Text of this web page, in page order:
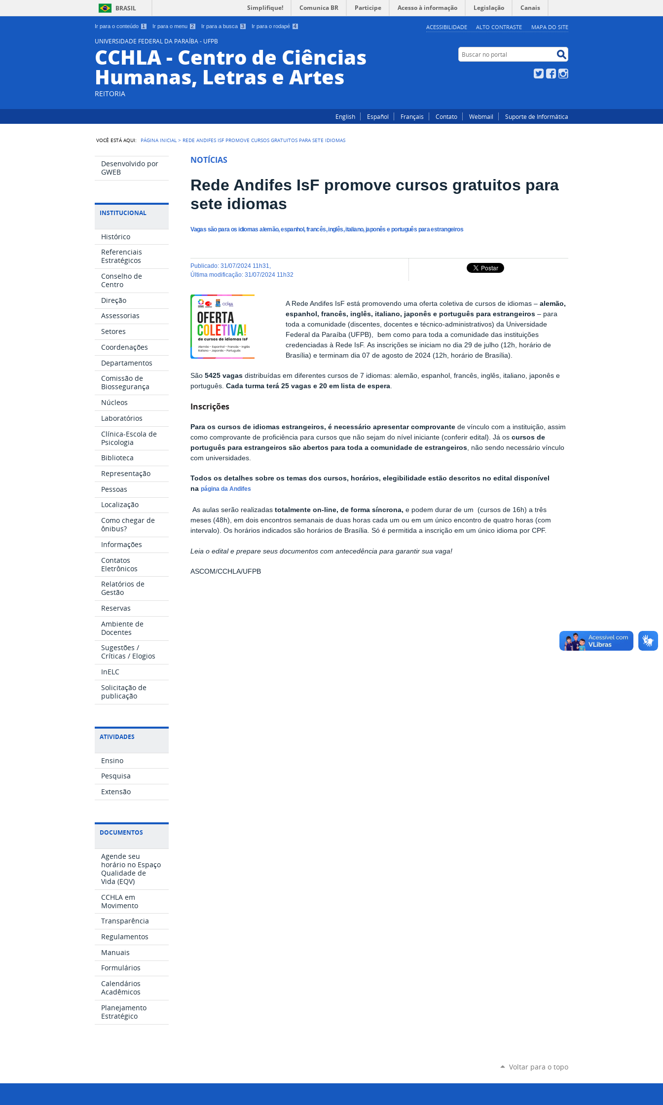
Ir para o conteúdo 1 Ir para o menu 2 Ir para a busca 3 Ir para o rodapé 4 ACESSIBILIDADE ALTO CONTRASTE MAPA DO SITE
BRASIL Simplifique! Comunica BR Participe Acesso à informação Legislação Canais
UNIVERSIDADE FEDERAL DA PARAÍBA - UFPB
CCHLA - Centro de Ciências
Humanas, Letras e Artes
REITORIA
Buscar no portal
TwitterFacebook
English Español Français Contato Webmail Suporte de Informática
VOCÊ ESTÁ AQUI: PÁGINA INICIAL > REDE ANDIFES ISF PROMOVE CURSOS GRATUITOS PARA SETE IDIOMAS
Desenvolvido por
GWEB
INSTITUCIONAL
Histórico
Referenciais
Estratégicos
Conselho de
Centro
Direção
Assessorias
Setores
Coordenações
Departamentos
Comissão de
Biossegurança
Núcleos
Laboratórios
Clínica-Escola de
Psicologia
Biblioteca
Representação
Pessoas
Localização
Como chegar de
ônibus?
Informações
Contatos
Eletrônicos
Relatórios de
Gestão
Reservas
Ambiente de
Docentes
Sugestões /
Críticas / Elogios
InELC
Solicitação de
publicação
ATIVIDADES
Ensino
Pesquisa
Extensão
DOCUMENTOS
Agende seu
horário no Espaço
Qualidade de
Vida (EQV)
CCHLA em
Movimento
Transparência
Regulamentos
Manuais
Formulários
Calendários
Acadêmicos
Planejamento
Estratégico
NOTÍCIAS
Rede Andifes IsF promove cursos gratuitos para
sete idiomas
Vagas são para os idiomas alemão, espanhol, francês, inglês, italiano, japonês e português para estrangeiros
publicado:31/07/2024 11h31
última modificação:31/07/2024 11h32
A Rede Andifes IsF está promovendo uma oferta coletiva de cursos de idiomas –alemão,
espanhol, francês, inglês, italiano, japonês e português para estrangeiros– para
toda a comunidade (discentes, docentes e técnico-administrativos) da Universidade
Federal da Paraíba (UFPB), bem como para toda a comunidade das instituições
credenciadas à Rede IsF. As inscrições se iniciam no dia 29 de julho (12h, horário de
Brasília) e terminam dia 07 de agosto de 2024 (12h, horário de Brasília).
São 5425 vagas distribuídas em diferentes cursos de 7 idiomas: alemão, espanhol, francês, inglês, italiano, japonês e
português.Cada turma terá 25 vagas e 20 em lista de espera.
Inscrições
Para os cursos de idiomas estrangeiros, é necessário apresentar comprovante de vínculo com a instituição, assim
como comprovante de proficiência para cursos que não sejam do nível iniciante (conferir edital). Já oscursos de
português para estrangeiros são abertos para toda a comunidade de estrangeiros , não sendo necessário vínculo
com universidades.
Todos os detalhes sobre os temas dos cursos, horários, elegibilidade estão descritos no edital disponível
napágina da Andifes
As aulas serão realizadastotalmente on-line, de forma síncrona, e podem durar de um (cursos de 16h) a três
meses (48h), em dois encontros semanais de duas horas cada um ou em um único encontro de quatro horas (com
intervalo). Os horários indicados são horários de Brasília. Só é permitida a inscrição em um único idioma por CPF.
Leia o edital e prepare seus documentos com antecedência para garantir sua vaga!
ASCOM/CCHLA/UFPB
Voltar para o topo